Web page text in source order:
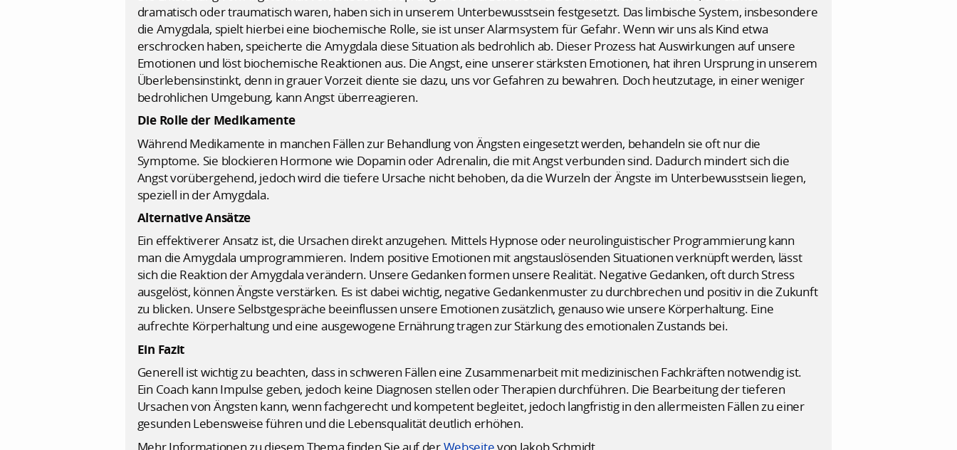
dramatisch oder traumatisch waren, haben sich in unserem Unterbewusstsein festgesetzt. Das limbische System, insbesondere
die Amygdala, spielt hierbei eine biochemische Rolle, sie ist unser Alarmsystem für Gefahr. Wenn wir uns als Kind etwa
erschrocken haben, speicherte die Amygdala diese Situation als bedrohlich ab. Dieser Prozess hat Auswirkungen auf unsere
Emotionen und löst biochemische Reaktionen aus. Die Angst, eine unserer stärksten Emotionen, hat ihren Ursprung in unserem
Überlebensinstinkt, denn in grauer Vorzeit diente sie dazu, uns vor Gefahren zu bewahren. Doch heutzutage, in einer weniger
bedrohlichen Umgebung, kann Angst überreagieren.
Die Rolle der Medikamente
Während Medikamente in manchen Fällen zur Behandlung von Ängsten eingesetzt werden, behandeln sie oft nur die
Symptome. Sie blockieren Hormone wie Dopamin oder Adrenalin, die mit Angst verbunden sind. Dadurch mindert sich die
Angst vorübergehend, jedoch wird die tiefere Ursache nicht behoben, da die Wurzeln der Ängste im Unterbewusstsein liegen,
speziell in der Amygdala.
Alternative Ansätze
Ein effektiverer Ansatz ist, die Ursachen direkt anzugehen. Mittels Hypnose oder neurolinguistischer Programmierung kann
man die Amygdala umprogrammieren. Indem positive Emotionen mit angstauslösenden Situationen verknüpft werden, lässt
sich die Reaktion der Amygdala verändern. Unsere Gedanken formen unsere Realität. Negative Gedanken, oft durch Stress
ausgelöst, können Ängste verstärken. Es ist dabei wichtig, negative Gedankenmuster zu durchbrechen und positiv in die Zukunft
zu blicken. Unsere Selbstgespräche beeinflussen unsere Emotionen zusätzlich, genauso wie unsere Körperhaltung. Eine
aufrechte Körperhaltung und eine ausgewogene Ernährung tragen zur Stärkung des emotionalen Zustands bei.
Ein Fazit
Generell ist wichtig zu beachten, dass in schweren Fällen eine Zusammenarbeit mit medizinischen Fachkräften notwendig ist.
Ein Coach kann Impulse geben, jedoch keine Diagnosen stellen oder Therapien durchführen. Die Bearbeitung der tieferen
Ursachen von Ängsten kann, wenn fachgerecht und kompetent begleitet, jedoch langfristig in den allermeisten Fällen zu einer
gesunden Lebensweise führen und die Lebensqualität deutlich erhöhen.
Mehr Informationen zu diesem Thema finden Sie auf derWebseitevon Jakob Schmidt.